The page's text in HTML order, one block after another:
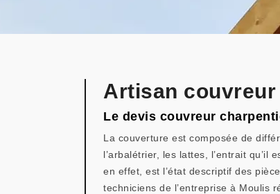
Artisan
Le devis couvreur
La couverture est composée de
l’arbalétrier, les lattes, l’entrait
en effet, est l’état descriptif des
techniciens de l’entreprise à Moulis